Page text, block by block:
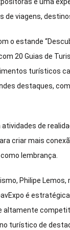
viagens,
o estande
20 Guias de
turísticos
destaques,
de
criar mais
lembrança.
Philipe
é
turístico de